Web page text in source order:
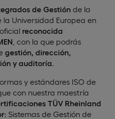
de Gestión de la
la Universidad Europea en
reconocida
, con la que podrás
gestión, dirección,
y auditoría.
y estándares ISO de
con nuestra maestría
TÜV Rheinland
: Sistemas de Gestión de